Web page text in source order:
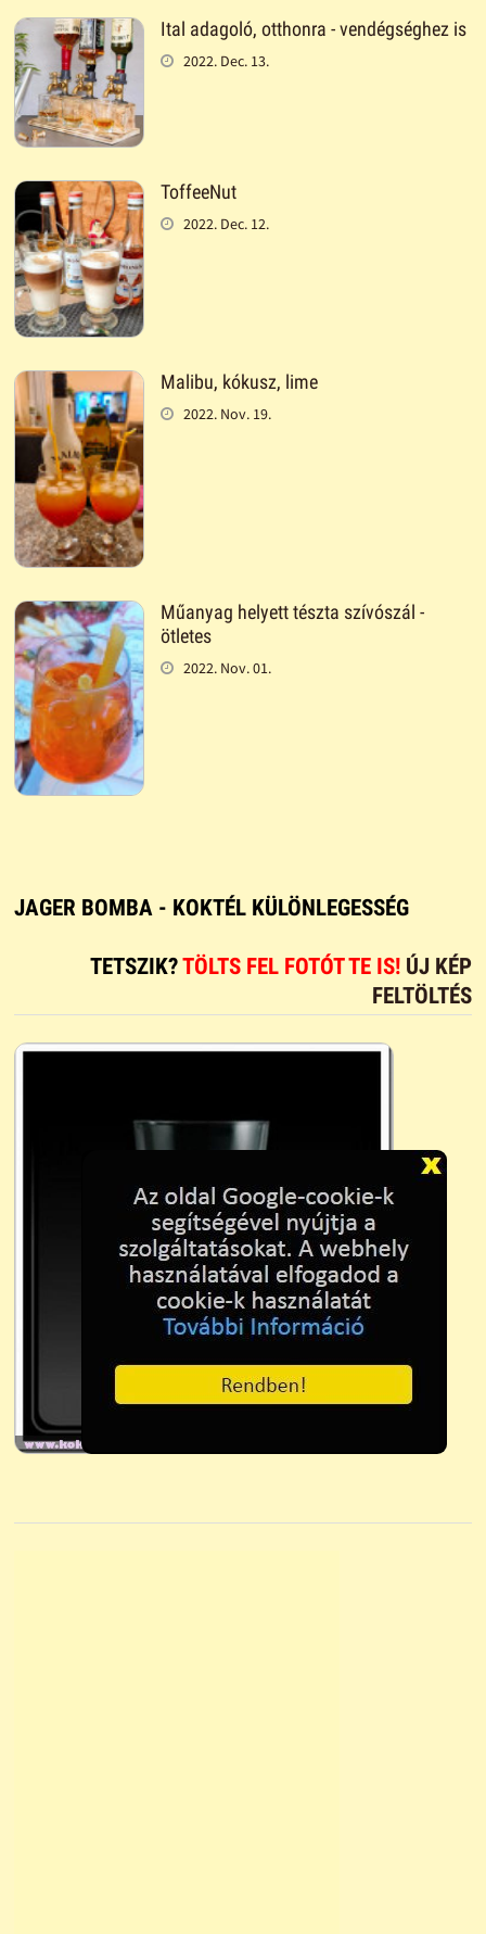
Ital adagoló, otthonra - vendégséghez is
2022. Dec. 13.
ToffeeNut
2022. Dec. 12.
Malibu, kókusz, lime
2022. Nov. 19.
Műanyag helyett tészta szívószál -
ötletes
2022. Nov. 01.
JAGER BOMBA - KOKTÉL KÜLÖNLEGESSÉG
TETSZIK?TÖLTS FEL FOTÓT TE IS! ÚJ KÉP
FELTÖLTÉS